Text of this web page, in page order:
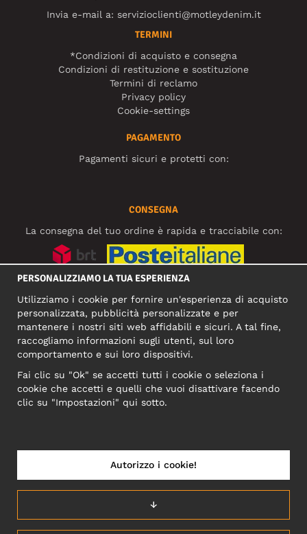
Invia e-mail a: servizioclienti@motleydenim.it
TERMINI
*Condizioni di acquisto e consegna
Condizioni di restituzione e sostituzione
Termini di reclamo
Privacy policy
Cookie-settings
PAGAMENTO
Pagamenti sicuri e protetti con:
CONSEGNA
La consegna del tuo ordine è rapida e tracciabile con:
INDIRIZZO COMMERCIALE
Narva mnt 5, EE-10117 Tallinn
Reg: 12356245
ITALIA/ITALIANO
PERSONALIZZIAMO LA TUA ESPERIENZA
Utilizziamo i cookie per fornire un'esperienza di acquisto
personalizzata, pubblicità personalizzate e per
mantenere i nostri siti web affidabili e sicuri. A tal fine,
raccogliamo informazioni sugli utenti, sul loro
comportamento e sui loro dispositivi.
Fai clic su "Ok" se accetti tutti i cookie o seleziona i
cookie che accetti e quelli che vuoi disattivare facendo
clic su "Impostazioni" qui sotto.
↓
Autorizzo i cookie!